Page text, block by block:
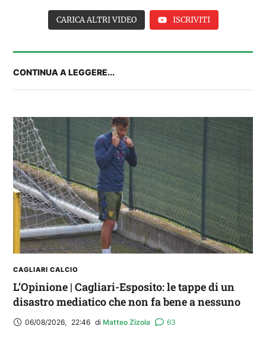
Balliana: “Firmare con la Bora è come andare al
Real Madrid. Ora obiettivo Lunigiana”
CARICA ALTRI VIDEO ISCRIVITI
CONTINUA A LEGGERE...
CAGLIARI CALCIO
L’Opinione | Cagliari-Esposito: le tappe di un
disastro mediatico che non fa bene a nessuno
06/08/2026, 22:46 di Matteo Zizola 63